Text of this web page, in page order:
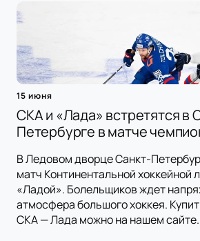
15 июня
СКА и «Лада» встретятся в
Петербурге в матче
В Ледовом дворце Санкт-
матч Континентальной хоккейной
«Ладой». Болельщиков ждет
атмосфера большого хоккея.
СКА — Лада можно на нашем сайте.